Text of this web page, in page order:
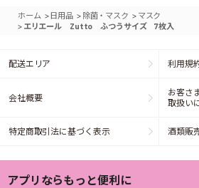
ホーム > 日用品 > 除菌・マスク > マスク
> エリエール Zutto ふつうサイズ 7枚入
配送エリア 利用規
会社概要
お客さ
取扱い
特定商取引法に基づく表示 酒類販
アプリならもっと便利に